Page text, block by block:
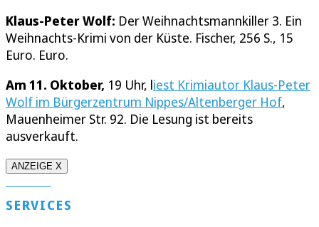
Klaus-Peter Wolf: Der Weihnachtsmannkiller 3. Ein
Weihnachts-Krimi von der Küste. Fischer, 256 S., 15
Euro. Euro.
Am 11. Oktober, 19 Uhr, liest Krimiautor Klaus-Peter
Wolf im Bürgerzentrum Nippes/Altenberger Hof,
Mauenheimer Str. 92. Die Lesung ist bereits
ausverkauft.
ANZEIGE X
SERVICES